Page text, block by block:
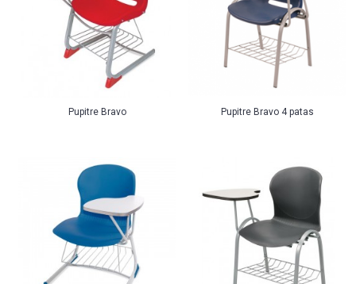
Pupitre Bravo Pupitre Bravo 4 patas